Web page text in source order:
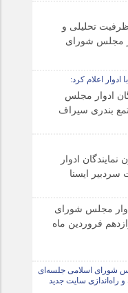
تحلیلی و
مجلس شورای
ادوار اعلام کرد:
ادوار مجلس
بندری سیراف
ادوار
ایسنا
ادوار مجلس شورای
فروردین ماه
شورای اسلامی جلسه‌ای
راه‌اندازی سایت جدید